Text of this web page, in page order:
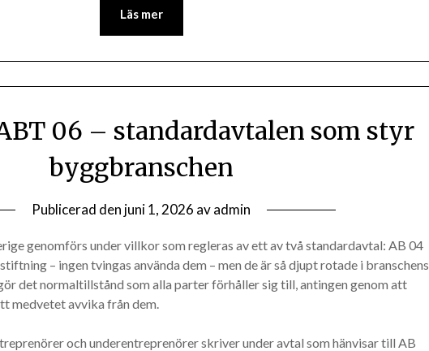
Läs mer
06 – standardavtalen som styr
byggbranschen
Publicerad den juni 1, 2026 avadmin
genomförs under villkor som regleras av ett av två standardavtal: AB 04
– ingen tvingas använda dem – men de är så djupt rotade i branschens
det normaltillstånd som alla parter förhåller sig till, antingen genom att
medvetet avvika från dem.
och underentreprenörer skriver under avtal som hänvisar till AB